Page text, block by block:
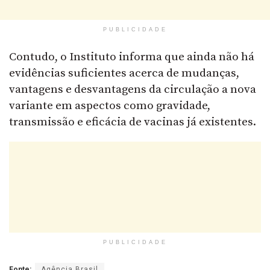
PUBLICIDADE
Contudo, o Instituto informa que ainda não há
evidências suficientes acerca de mudanças,
vantagens e desvantagens da circulação a nova
variante em aspectos como gravidade,
transmissão e eficácia de vacinas já existentes.
PUBLICIDADE